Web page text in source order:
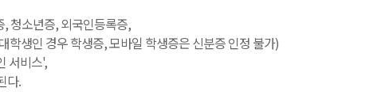
청소년증, 외국인등록증,
생인 경우 학생증, 모바일 학생증은 신분증 인정 불가)
서비스',
다.